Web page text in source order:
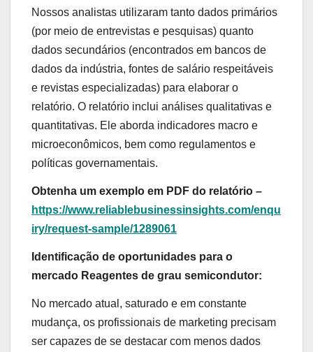
Nossos analistas utilizaram tanto dados primários
(por meio de entrevistas e pesquisas) quanto
dados secundários (encontrados em bancos de
dados da indústria, fontes de salário respeitáveis
e revistas especializadas) para elaborar o
relatório. O relatório inclui análises qualitativas e
quantitativas. Ele aborda indicadores macro e
microeconômicos, bem como regulamentos e
políticas governamentais.
Obtenha um exemplo em PDF do relatório –
https://www.reliablebusinessinsights.com/enqu
iry/request-sample/1289061
Identificação de oportunidades para o
mercado Reagentes de grau semicondutor:
No mercado atual, saturado e em constante
mudança, os profissionais de marketing precisam
ser capazes de se destacar com menos dados